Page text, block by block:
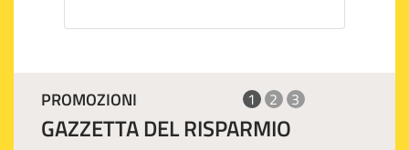
PROMOZIONI 1 2 3
GAZZETTA DEL RISPARMIO